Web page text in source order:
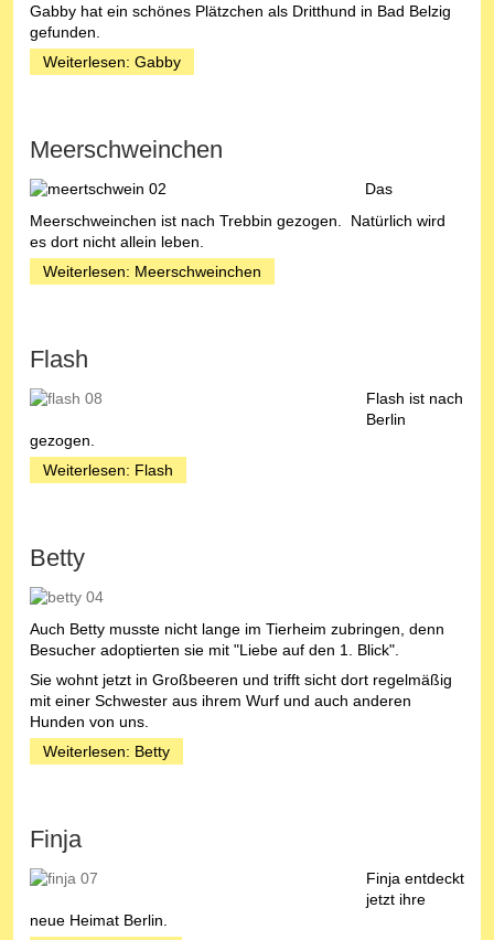
Gabby hat ein schönes Plätzchen als Dritthund in Bad Belzig
gefunden.
Weiterlesen: Gabby
Meerschweinchen
Das
Meerschweinchen ist nach Trebbin gezogen. Natürlich wird
es dort nicht allein leben.
Weiterlesen: Meerschweinchen
Flash
Flash ist nach
Berlin
gezogen.
Weiterlesen: Flash
Betty
Auch Betty musste nicht lange im Tierheim zubringen, denn
Besucher adoptierten sie mit "Liebe auf den 1. Blick".
Sie wohnt jetzt in Großbeeren und trifft sicht dort regelmäßig
mit einer Schwester aus ihrem Wurf und auch anderen
Hunden von uns.
Weiterlesen: Betty
Finja
Finja entdeckt
jetzt ihre
neue Heimat Berlin.